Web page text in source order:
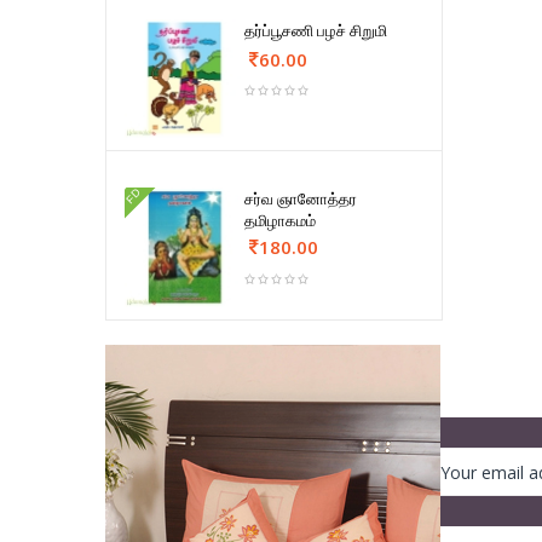
தர்ப்பூசணி பழச் சிறுமி
60.00
FD
சர்வ ஞானோத்தர
தமிழாகமம்
180.00
NEWSLETTER
Register to get our newsletter